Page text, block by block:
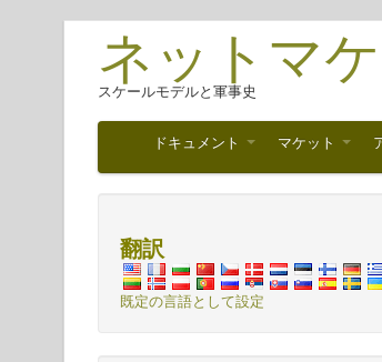
ネットマ
スケールモデルと軍事史
ドキュメント マケット
翻訳
既定の言語として設定